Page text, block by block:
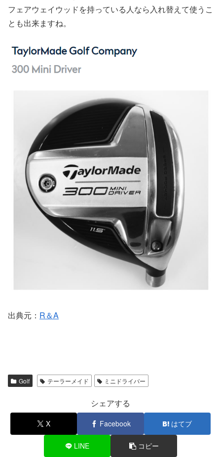
フェアウェイウッドを持っている人なら入れ替えて使うこ
とも出来ますね。
出典元： R＆A
Golf テーラーメイド ミニドライバー
シェアする
X Facebook はてブ
LINE コピー